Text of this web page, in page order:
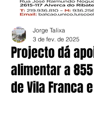
Projecto dá
alimentar a
de Vila Franca
Jorge Talixa
3 de fev. de 2025